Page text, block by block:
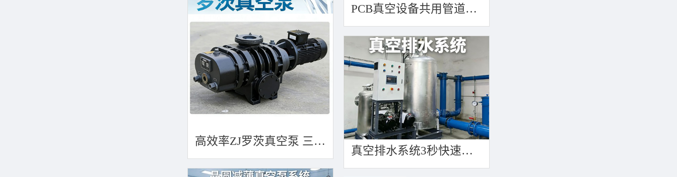
PCB真空设备共用管道集中抽真空中央真空泵系统
高效率ZJ罗茨真空泵 三叶轮结构 抽速快 真空度高
真空排水系统3秒快速引水可过滤沙石